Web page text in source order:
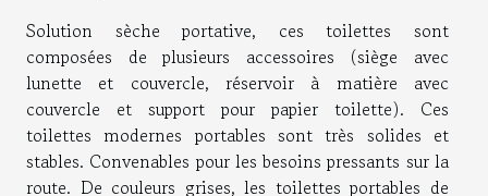
Solution sèche portative, ces toilettes sont
composées de plusieurs accessoires (siège avec
lunette et couvercle, réservoir à matière avec
couvercle et support pour papier toilette). Ces
toilettes modernes portables sont très solides et
stables. Convenables pour les besoins pressants sur la
route. De couleurs grises, les toilettes portables de